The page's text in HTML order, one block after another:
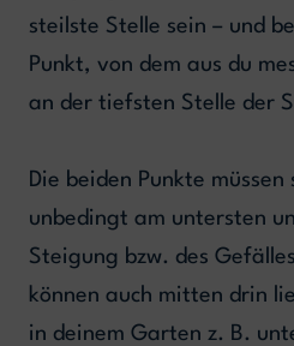
steilste Stelle sein – und
Punkt, von dem aus du
an der tiefsten Stelle der
Die beiden Punkte müssen
unbedingt am untersten
Steigung bzw. des
können auch mitten drin
in deinem Garten z. B.